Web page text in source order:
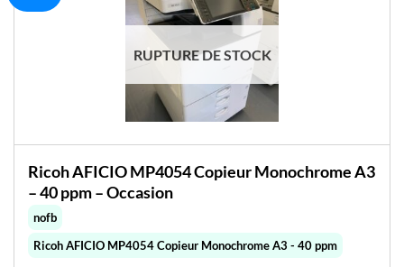
RUPTURE DE STOCK
Ricoh AFICIO MP4054 Copieur Monochrome A3
– 40 ppm – Occasion
nofb
Ricoh AFICIO MP4054 Copieur Monochrome A3 - 40 ppm